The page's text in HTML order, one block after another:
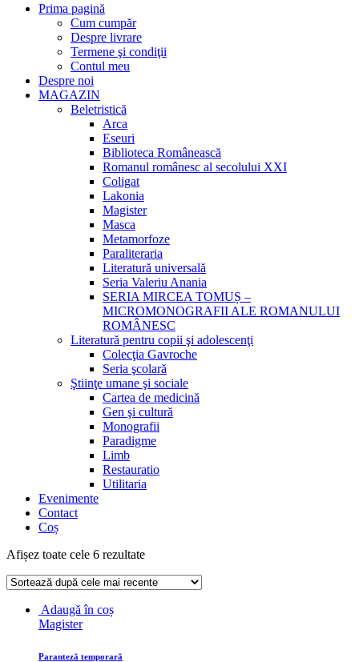
Prima pagină
Cum cumpăr
Despre livrare
Termene şi condiţii
Contul meu
Despre noi
MAGAZIN
Beletristică
Arca
Eseuri
Biblioteca Românească
Romanul românesc al secolului XXI
Coligat
Lakonia
Magister
Masca
Metamorfoze
Paraliteraria
Literatură universală
Seria Valeriu Anania
SERIA MIRCEA TOMUȘ –
MICROMONOGRAFII ALE ROMANULUI
ROMÂNESC
Literatură pentru copii şi adolescenţi
Colecţia Gavroche
Seria şcolară
Ştiinţe umane şi sociale
Cartea de medicină
Gen şi cultură
Monografii
Paradigme
Limb
Restauratio
Utilitaria
Evenimente
Contact
Coș
Afișez toate cele 6 rezultateSortat
cele
Adaugă în coș
Magister
Paranteză temporară